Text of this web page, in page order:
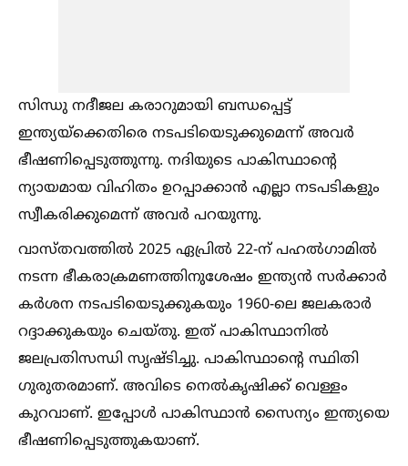
സിന്ധു നദീജല കരാറുമായി ബന്ധപ്പെട്ട്
ഇന്ത്യയ്‌ക്കെതിരെ നടപടിയെടുക്കുമെന്ന് അവർ
ഭീഷണിപ്പെടുത്തുന്നു. നദിയുടെ പാകിസ്ഥാന്റെ
ന്യായമായ വിഹിതം ഉറപ്പാക്കാൻ എല്ലാ നടപടികളും
സ്വീകരിക്കുമെന്ന് അവർ പറയുന്നു.
വാസ്തവത്തില്‍ 2025 ഏപ്രില്‍ 22-ന് പഹല്‍ഗാമില്‍
നടന്ന ഭീകരാക്രമണത്തിനുശേഷം ഇന്ത്യൻ സർക്കാർ
കർശന നടപടിയെടുക്കുകയും 1960-ലെ ജലകരാർ
റദ്ദാക്കുകയും ചെയ്തു. ഇത് പാകിസ്ഥാനില്‍
ജലപ്രതിസന്ധി സൃഷ്ടിച്ചു. പാകിസ്ഥാന്റെ സ്ഥിതി
ഗുരുതരമാണ്. അവിടെ നെല്‍കൃഷിക്ക് വെള്ളം
കുറവാണ്. ഇപ്പോള്‍ പാകിസ്ഥാൻ സൈന്യം ഇന്ത്യയെ
ഭീഷണിപ്പെടുത്തുകയാണ്.